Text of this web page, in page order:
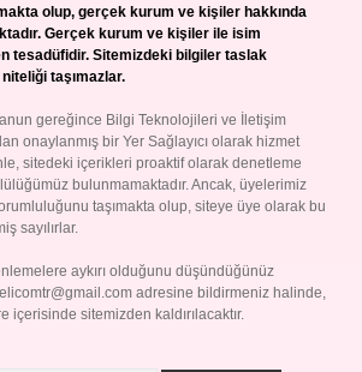
olup, gerçek kurum ve kişiler hakkında
Gerçek kurum ve kişiler ile isim
tesadüfidir. Sitemizdeki bilgiler taslak
taşımazlar.
gereğince Bilgi Teknolojileri ve İletişim
onaylanmış bir Yer Sağlayıcı olarak hizmet
sitedeki içerikleri proaktif olarak denetleme
bulunmamaktadır. Ancak, üyelerimiz
taşımakta olup, siteye üye olarak bu
sayılırlar.
aykırı olduğunu düşündüğünüz
adresine bildirmeniz halinde,
içerisinde sitemizden kaldırılacaktır.